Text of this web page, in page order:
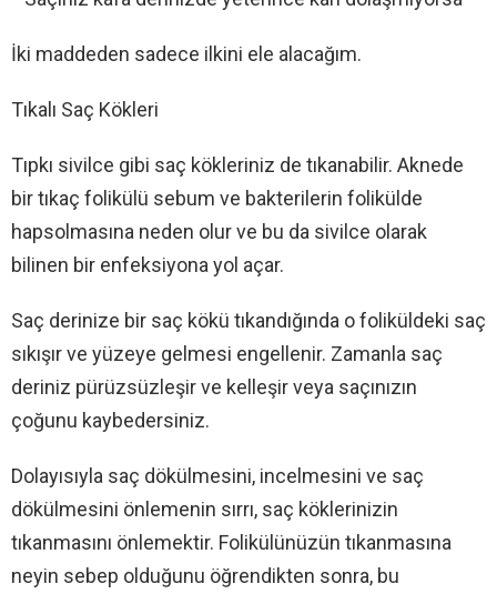
İki maddeden sadece ilkini ele alacağım.
Tıkalı Saç Kökleri
Tıpkı sivilce gibi saç kökleriniz de tıkanabilir. Aknede
bir tıkaç folikülü sebum ve bakterilerin folikülde
hapsolmasına neden olur ve bu da sivilce olarak
bilinen bir enfeksiyona yol açar.
Saç derinize bir saç kökü tıkandığında o foliküldeki saç
sıkışır ve yüzeye gelmesi engellenir. Zamanla saç
deriniz pürüzsüzleşir ve kelleşir veya saçınızın
çoğunu kaybedersiniz.
Dolayısıyla saç dökülmesini, incelmesini ve saç
dökülmesini önlemenin sırrı, saç köklerinizin
tıkanmasını önlemektir. Folikülünüzün tıkanmasına
neyin sebep olduğunu öğrendikten sonra, bu